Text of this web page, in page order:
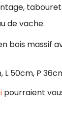
de vache.
bois massif
L 50cm, P
pourraient